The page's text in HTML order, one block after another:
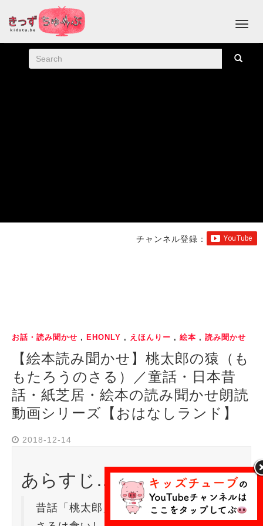
チャンネル登録：
お話・読み聞かせ , EHONLY , えほんりー , 絵本 , 読み聞かせ
【絵本読み聞かせ】桃太郎の猿（も
もたろうのさる）／童話・日本昔
話・紙芝居・絵本の読み聞かせ朗読
動画シリーズ【おはなしランド】
2018-12-14
あらすじ…
昔話「桃太郎」のさるのお話です。